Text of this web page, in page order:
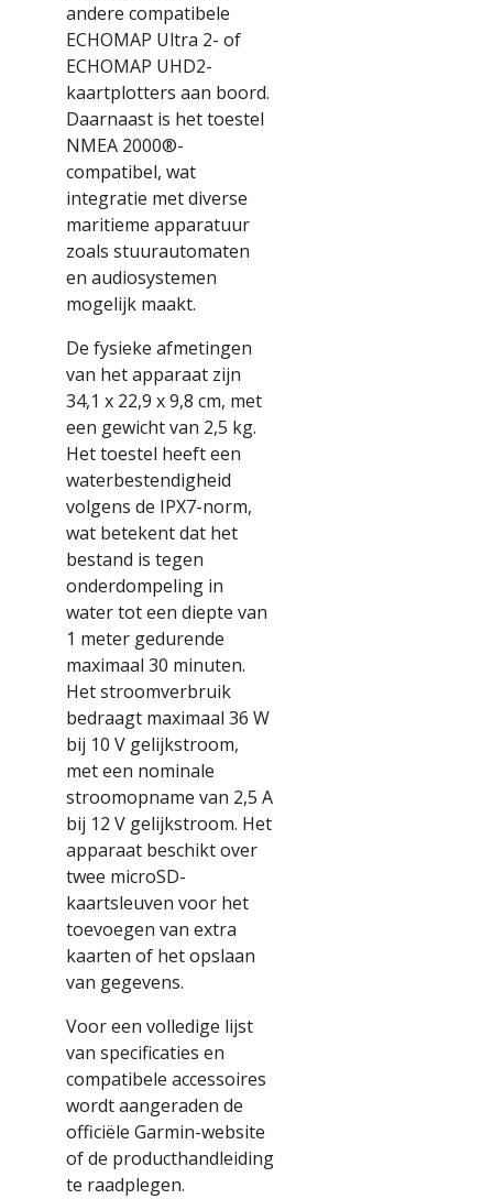
andere compatibele
ECHOMAP Ultra 2- of
ECHOMAP UHD2-
kaartplotters aan boord.
Daarnaast is het toestel
NMEA 2000®-
compatibel, wat
integratie met diverse
maritieme apparatuur
zoals stuurautomaten
en audiosystemen
mogelijk maakt.
De fysieke afmetingen
van het apparaat zijn
34,1 x 22,9 x 9,8 cm, met
een gewicht van 2,5 kg.
Het toestel heeft een
waterbestendigheid
volgens de IPX7-norm,
wat betekent dat het
bestand is tegen
onderdompeling in
water tot een diepte van
1 meter gedurende
maximaal 30 minuten.
Het stroomverbruik
bedraagt maximaal 36 W
bij 10 V gelijkstroom,
met een nominale
stroomopname van 2,5 A
bij 12 V gelijkstroom. Het
apparaat beschikt over
twee microSD-
kaartsleuven voor het
toevoegen van extra
kaarten of het opslaan
van gegevens.
Voor een volledige lijst
van specificaties en
compatibele accessoires
wordt aangeraden de
officiële Garmin-website
of de producthandleiding
te raadplegen.